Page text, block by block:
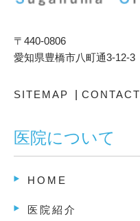
〒440-0806
愛知県豊橋市八町通3-12-3
SITEMAP CONTACT
医院について
HOME
医院紹介